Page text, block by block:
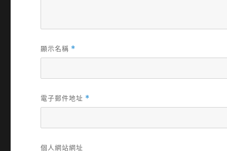
顯示名稱 *
電子郵件地址 *
個人網站網址